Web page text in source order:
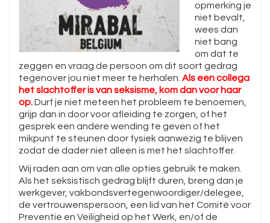
opmerking je
niet bevalt,
wees dan
niet bang
om dat te
zeggen en vraag de persoon om dit soort gedrag
tegenover jou niet meer te herhalen. Als een collega
het slachtoffer is van seksisme, kom dan voor haar
op.Durf je niet meteen het probleem te benoemen,
grijp dan in door voor afleiding te zorgen, of het
gesprek een andere wending te geven of het
mikpunt te steunen door fysiek aanwezig te blijven
zodat de dader niet alleen is met het slachtoffer.
Wij raden aan om van alle opties gebruik te maken.
Als het seksistisch gedrag blijft duren, breng dan je
werkgever, vakbondsvertegenwoordiger/delegee,
de vertrouwenspersoon, een lid van het Comité voor
Preventie en Veiligheid op het Werk, en/of de